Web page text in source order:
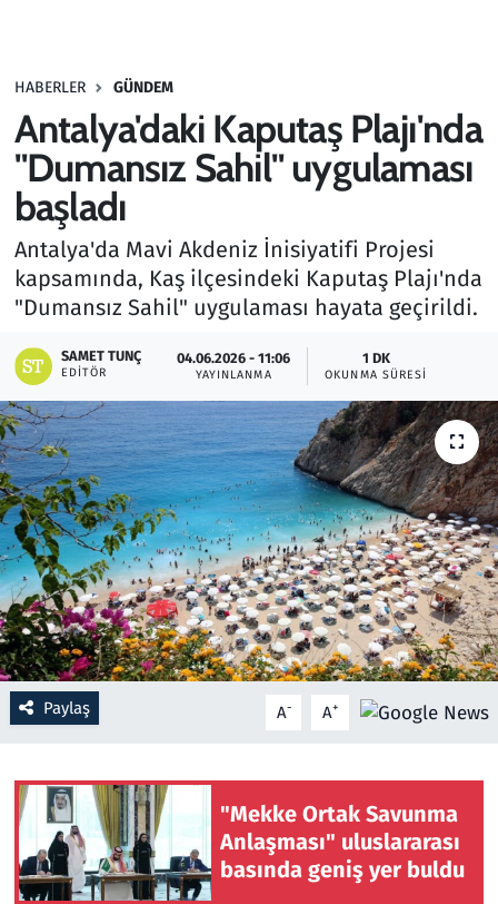
HABERLER GÜNDEM
Antalya'daki Kaputaş Plajı'nda
"Dumansız Sahil" uygulaması
başladı
Antalya'da Mavi Akdeniz İnisiyatifi Projesi
kapsamında, Kaş ilçesindeki Kaputaş Plajı'nda
"Dumansız Sahil" uygulaması hayata geçirildi.
SAMET TUNÇ
EDITÖR
04.06.2026 - 11:06
YAYINLANMA
1 DK
OKUNMA SÜRESI
Paylaş A- A+
"Mekke Ortak Savunma
Anlaşması" uluslararası
basında geniş yer buldu
Haber
Kültür Sanat
Kurumsal Haberler
Lezzet Durağı
Memur ve Kamu
Otomobil
Oyun
Ramazan
Resmi İlanlar
Rüya Tabirleri
Sağlık
Savunma Sanayi
Seçim 2023
Spor
Teknoloji ve Bilim